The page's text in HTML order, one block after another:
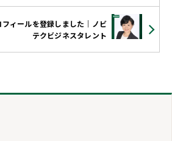
ィールを登録しました｜ノビ
テクビジネスタレント